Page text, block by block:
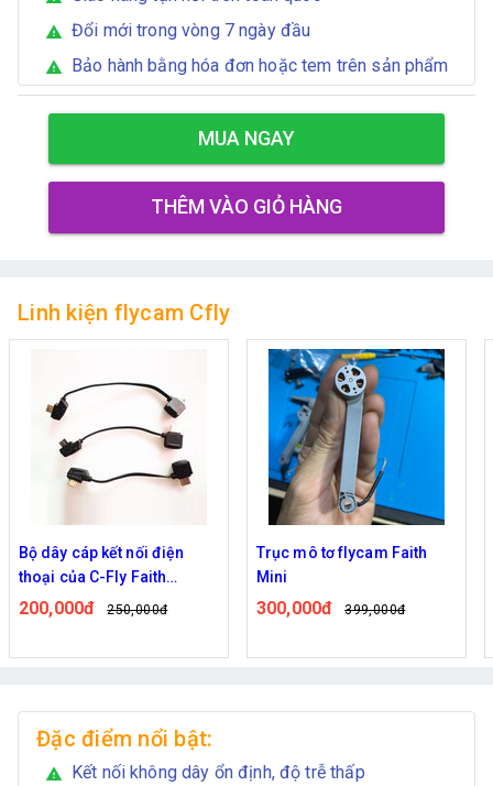
warning Đổi mới trong vòng 7 ngày đầu
warning Bảo hành bằng hóa đơn hoặc tem trên sản phẩm
MUA NGAY
THÊM VÀO GIỎ HÀNG
Linh kiện flycam Cfly
Bộ dây cáp kết nối điện
thoại của C-Fly Faith
Mini/Faith Mini 2/Faith 2
200,000đ 250,000đ
Trục mô tơ flycam Faith
Mini
300,000đ 399,000đ
Đặc điểm nổi bật:
warning Kết nối không dây ổn định, độ trễ thấp